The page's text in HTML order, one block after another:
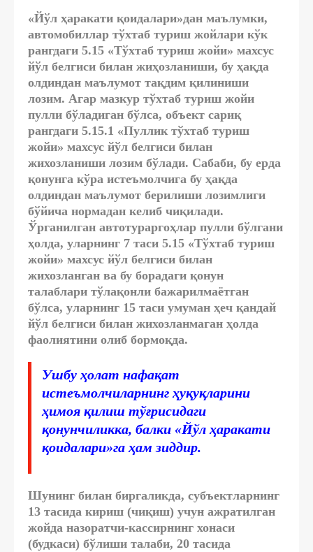
«Йўл ҳаракати қоидалари»дан маълумки,
автомобиллар тўхтаб туриш жойлари кўк
рангдаги 5.15 «Тўхтаб туриш жойи» махсус
йўл белгиси билан жиҳозланиши, бу ҳақда
олдиндан маълумот тақдим қилиниши
лозим. Агар мазкур тўхтаб туриш жойи
пулли бўладиган бўлса, объект сариқ
рангдаги 5.15.1 «Пуллик тўхтаб туриш
жойи» махсус йўл белгиси билан
жихозланиши лозим бўлади. Сабаби, бу ерда
қонунга кўра истеъмолчига бу ҳақда
олдиндан маълумот берилиши лозимлиги
бўйича нормадан келиб чиқилади.
Ўрганилган автотураргоҳлар пулли бўлгани
ҳолда, уларнинг 7 таси 5.15 «Тўхтаб туриш
жойи» махсус йўл белгиси билан
жихозланган ва бу борадаги қонун
талаблари тўлақонли бажарилмаётган
бўлса, уларнинг 15 таси умуман ҳеч қандай
йўл белгиси билан жихозланмаган ҳолда
фаолиятини олиб бормоқда.
Ушбу ҳолат нафақат
истеъмолчиларнинг ҳуқуқларини
ҳимоя қилиш тўғрисидаги
қонунчиликка, балки «Йўл ҳаракати
қоидалари»га ҳам зиддир.
Шунинг билан биргаликда, субъектларнинг
13 тасида кириш (чиқиш) учун ажратилган
жойда назоратчи-кассирнинг хонаси
(будкаси) бўлиши талаби, 20 тасида